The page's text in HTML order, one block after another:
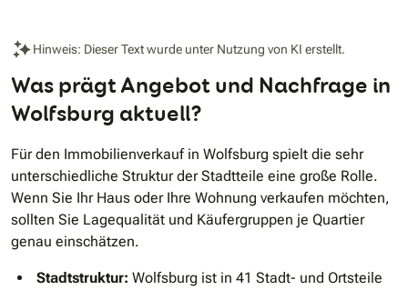
Hinweis: Dieser Text wurde unter Nutzung von KI erstellt.
Was prägt Angebot und Nachfrage in
Wolfsburg aktuell?
Für den Immobilienverkauf in Wolfsburg spielt die sehr
unterschiedliche Struktur der Stadtteile eine große Rolle.
Wenn Sie Ihr Haus oder Ihre Wohnung verkaufen möchten,
sollten Sie Lagequalität und Käufergruppen je Quartier
genau einschätzen.
Stadtstruktur: Wolfsburg ist in 41 Stadt- und Ortsteile